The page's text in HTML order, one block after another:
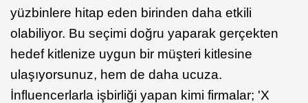
yüzbinlere hitap eden birinden daha etkili
olabiliyor. Bu seçimi doğru yaparak gerçekten
hedef kitlenize uygun bir müşteri kitlesine
ulaşıyorsunuz, hem de daha ucuza.
İnfluencerlarla işbirliği yapan kimi firmalar; 'X